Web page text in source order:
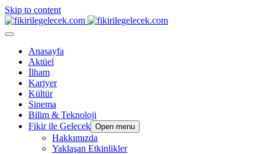
Skip to content
Anasayfa
Aktüel
İlham
Kariyer
Kültür
Sinema
Bilim & Teknoloji
Fikir ile Gelecek Open menu
Hakkımızda
Yaklaşan Etkinlikler